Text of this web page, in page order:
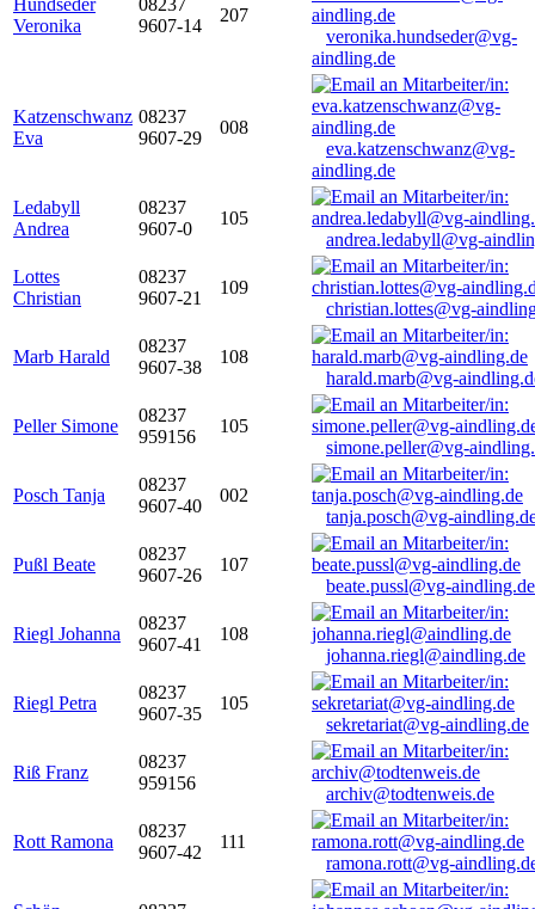
Hundseder
Veronika
08237
9607-14
207
veronika.hundseder@vg-
aindling.de
Katzenschwanz
Eva
08237
9607-29
008
eva.katzenschwanz@vg-
aindling.de
Ledabyll
Andrea
08237
9607-0
105
andrea.ledabyll@vg-
Lottes
Christian
08237
9607-21
109
christian.lottes@vg-
Marb Harald
08237
9607-38
108
harald.marb@vg-
Peller Simone
08237
959156
105
simone.peller@vg-
Posch Tanja
08237
9607-40
002
tanja.posch@vg-
Pußl Beate
08237
9607-26
107
beate.pussl@vg-aindling.de
Riegl Johanna
08237
9607-41
108
johanna.riegl@aindling.de
Riegl Petra
08237
9607-35
105
sekretariat@vg-aindling.de
Riß Franz
08237
959156
archiv@todtenweis.de
Rott Ramona
08237
9607-42
111
ramona.rott@vg-